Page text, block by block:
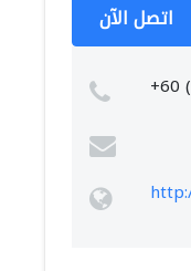
اتصل الآن
+60